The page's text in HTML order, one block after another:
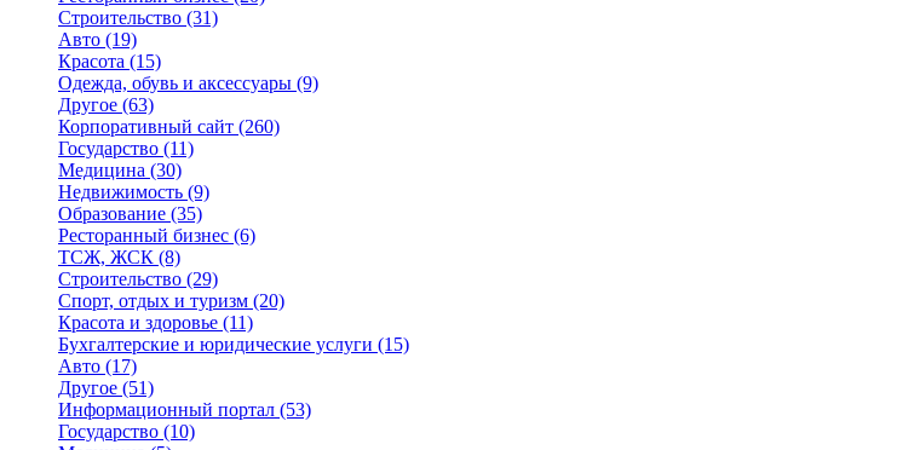
Строительство (31)
Авто (19)
Красота (15)
Одежда, обувь и аксессуары (9)
Другое (63)
Корпоративный сайт (260)
Государство (11)
Медицина (30)
Недвижимость (9)
Образование (35)
Ресторанный бизнес (6)
ТСЖ, ЖСК (8)
Строительство (29)
Спорт, отдых и туризм (20)
Красота и здоровье (11)
Бухгалтерские и юридические услуги (15)
Авто (17)
Другое (51)
Информационный портал (53)
Государство (10)